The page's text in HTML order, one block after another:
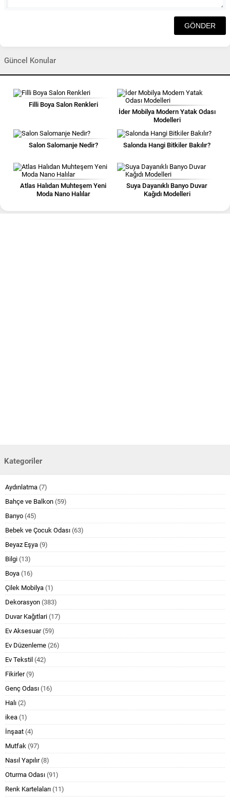
Güncel Konular
Filli Boya Salon Renkleri
İder Mobilya Modern Yatak Odası
Modelleri
Salon Salomanje Nedir? Salonda Hangi Bitkiler Bakılır?
Atlas Halıdan Muhteşem Yeni
Moda Nano Halılar
Suya Dayanıklı Banyo Duvar
Kağıdı Modelleri
Kategoriler
Aydınlatma (7)
Bahçe ve Balkon (59)
Banyo (45)
Bebek ve Çocuk Odası (63)
Beyaz Eşya (9)
Bilgi (13)
Boya (16)
Çilek Mobilya (1)
Dekorasyon (383)
Duvar Kağıtlari (17)
Ev Aksesuar(59)
Ev Düzenleme (26)
Ev Tekstil (42)
Fikirler(9)
Genç Odası (16)
Halı (2)
ikea (1)
İnşaat (4)
Mutfak (97)
Nasıl Yapılır(8)
Oturma Odası (91)
Renk Kartelaları (11)